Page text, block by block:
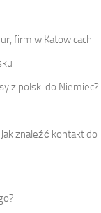
firm w Katowicach
z polski do Niemiec?
znaleźć kontakt do